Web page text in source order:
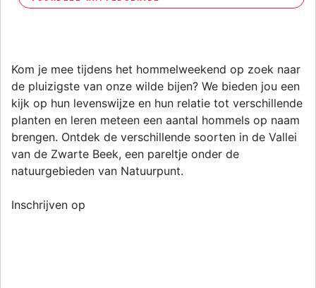
Kom je mee tijdens het hommelweekend op zoek naar
de pluizigste van onze wilde bijen? We bieden jou een
kijk op hun levenswijze en hun relatie tot verschillende
planten en leren meteen een aantal hommels op naam
brengen. Ontdek de verschillende soorten in de Vallei
van de Zwarte Beek, een pareltje onder de
natuurgebieden van Natuurpunt.
Inschrijven op